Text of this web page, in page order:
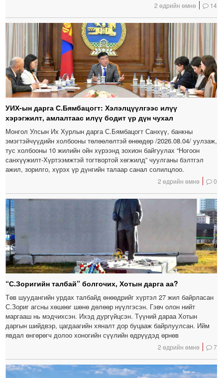
2 өдрийн өмнө 14
УИХ-ын дарга С.Бямбацогт: Хэлэлцүүлгээс илүү
хэрэгжилт, амлалтаас илүү бодит үр дүн чухал
Монгол Улсын Их Хурлын дарга С.Бямбацогт Санхүү, банкны
эмэгтэйчүүдийн холбооны төлөөлөлтэй өнөөдөр /2026.08.04/ уулзаж,
тус холбооны 10 жилийн ойн хүрээнд зохион байгуулах “Ногоон
санхүүжилт-Хүртээмжтэй тогтвортой хөгжилд” чуулганы бэлтгэл
ажил, зорилго, хүрэх үр дүнгийн талаар санал солилцлоо.
2 өдрийн өмнө 0
“С.Зоригийн талбай” болгочих, Хотын дарга аа?
Төв шуудангийн урдах талбайд өнөөдрийг хүртэл 27 жил байрласан
С.Зориг агсны хөшөөг шөнө дөлөөр нүүлгэсэн. Гэвч олон нийт
маргааш нь мэдчихсэн. Ихэд дургүйцсэн. Түүний дараа Хотын
даргын шийдвэр, цагдаагийн хяналт дор буцааж байрлуулсан. Ийм
явдал өнгөрөгч долоо хоногийн сүүлийн өдрүүдэд өрнөв
2 өдрийн өмнө 7